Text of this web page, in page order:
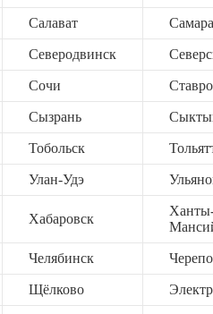
Салават Самара
Северодвинск
Сочи
Сызрань
Тобольск
Улан-Удэ
Хабаровск
Челябинск
Щёлково